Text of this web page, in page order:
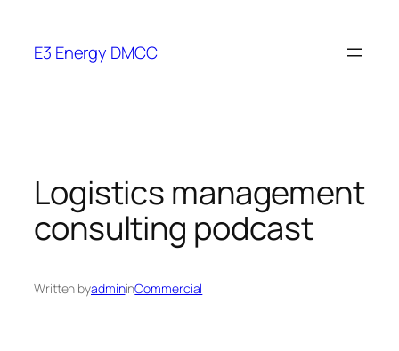
content
E3 Energy DMCC
Logistics management
consulting podcast
Written byadmininCommercial